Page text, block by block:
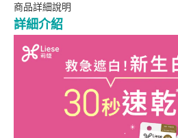
商品詳細說明
詳細介紹